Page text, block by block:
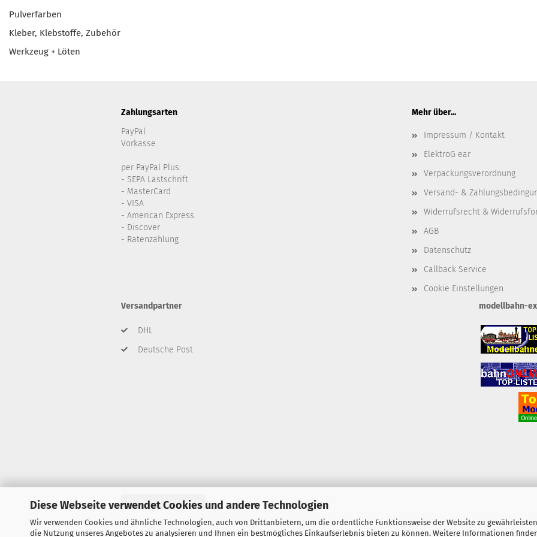
Diese Webseite verwendet Cookies und andere Technologien
Wir verwenden Cookies und ähnliche Technologien, auch von Drittanbietern, um die ordentliche Funktionsweise der Website zu
die Nutzung unseres Angebotes zu analysieren und Ihnen ein bestmögliches Einkaufserlebnis bieten zu können. Weitere Informationen
Pulverfarben
Kleber, Klebstoffe, Zubehör
Werkzeug + Löten
Zahlungsarten
PayPal
Vorkasse
per PayPal Plus:
- SEPA Lastschrift
- MasterCard
- VISA
- American Express
- Discover
- Ratenzahlung
Mehr über...
Impressum / Kontakt
ElektroG ear
Verpackungsverordnung
Versand- &
Widerrufsrecht &
AGB
Datenschutz
Callback Service
Cookie Einstellungen
Versandpartner
DHL
Deutsche Post
modellbahn-
Vertrag widerrufen
Shopsoftwareby Gambio.de © 2025